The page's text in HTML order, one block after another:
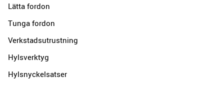
Lätta fordon
Tunga fordon
Verkstadsutrustning
Hylsverktyg
Hylsnyckelsatser